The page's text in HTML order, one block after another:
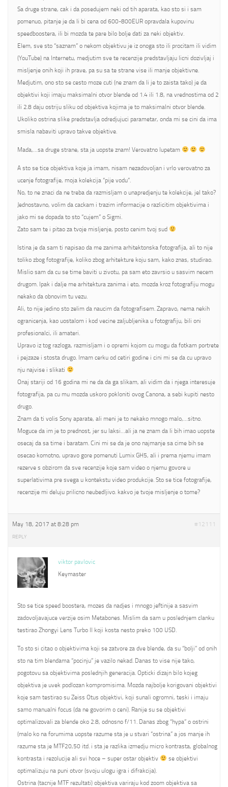
Sa druge strane, cak i da posedujem neki od tih aparata, kao sto si i sam
pomenuo, pitanje je da li bi cena od 600-800EUR opravdala kupovinu
speedboostera, ili bi mozda te pare bilo bolje dati za neki objektiv.
Elem, sve sto “saznam” o nekom objektivu je iz onoga sto ili procitam ili vidim
(YouTube) na Internetu, medjutim sve te recenzije predstavljaju licni dozivljaj i
misljenje onih koji ih prave, pa su sa te strane vise ili manje objektivne.
Medjutim, ono sto se cesto moze cuti (ne znam da li je to zaista tako) je da
objektivi koji imaju maksimalni otvor blende od 1.4 ili 1.8, na vrednostima od 2
ili 2.8 daju ostriju sliku od objektiva kojima je to maksimalni otvor blende.
Ukoliko ostrina slike predstavlja odredjujuci parametar, onda mi se cini da ima
smisla nabaviti upravo takve objektive.
Mada,…sa druge strane, sta ja uopste znam! Verovatno lupetam
A sto se tice objektiva koje ja imam, nisam nezadovoljan i vrlo verovatno za
ucenje fotografije, moja kolekcija “pije vodu”.
No, to ne znaci da ne treba da razmisljam o unapredjenju te kolekcije, jel tako?
Jednostavno, volim da cackam i trazim informacije o razlicitim objektivima i
jako mi se dopada to sto “cujem” o Sigmi.
Zato sam te i pitao za tvoje misljenje, posto cenim tvoj sud
Istina je da sam ti napisao da me zanima arhitektonska fotografija, ali to nije
toliko zbog fotografije, koliko zbog arhitekture koju sam, kako znas, studirao.
Mislio sam da cu se time baviti u zivotu, pa sam eto zavrsio u sasvim necem
drugom. Ipak i dalje me arhitektura zanima i eto, mozda kroz fotografiju mogu
nekako da obnovim tu vezu.
Ali, to nije jedino sto zelim da naucim da fotografisem. Zapravo, nema nekih
ogranicenja, kao uostalom i kod vecine zaljubljenika u fotografiju, bili oni
profesionalci, ili amateri.
Upravo iz tog razloga, razmisljam i o opremi kojom cu mogu da fotkam portrete
i pejzaze i stosta drugo. Imam cerku od cetiri godine i cini mi se da cu upravo
nju najvise i slikati
Onaj stariji od 16 godina mi ne da da ga slikam, ali vidim da i njega interesuje
fotografija, pa cu mu mozda uskoro pokloniti ovog Canona, a sebi kupiti nesto
drugo.
Znam da ti volis Sony aparate, ali meni je to nekako mnogo malo,…sitno.
Moguce da im je to prednost, jer su laksi…ali ja ne znam da li bih imao uopste
osecaj da sa time i baratam. Cini mi se da je ono najmanje sa cime bih se
osecao komotno, upravo gore pomenuti Lumix GH5, ali i prema njemu imam
rezerve s obzirom da sve recenzije koje sam video o njemu govore u
superlativima pre svega u kontekstu video produkcije. Sto se tice fotografije,
recenzije mi deluju prilicno neubedljivo. kakvo je tvoje misljenje o tome?
May 18, 2017 at 8:28 pm #12111
REPLY
viktor pavlovic
Keymaster
Sto se tice speed boostera, mozes da nadjes i mnogo jeftinije a sasvim
zadovoljavajuce verzije osim Metabones. Mislim da sam u poslednjem clanku
testirao Zhongyi Lens Turbo II koji kosta nesto preko 100 USD.
To sto si citao o objektivima koji se zatvore za dve blende, da su “bolji” od onih
sto na tim blendama “pocinju” je vazilo nekad. Danas to vise nije tako,
pogotovu sa objektivima poslednjih generacija. Opticki dizajn bilo kojeg
objektiva je uvek podlozan kompromisima. Mozda najbolje korigovani objektivi
koje sam testirao su Zeiss Otus objektivi, koji sunali ogromni, teski i imaju
samo manualni focus (da ne govorim o ceni). Ranije su se objektivi
optimalizovali za blende oko 2.8, odnosno f/11. Danas zbog “hypa” o ostrini
(malo ko na forumima uopste razume sta je u stvari “ostrina” a jos manje ih
razume sta je MTF20,50 itd. i sta je razlika izmedju micro kontrasta, globalnog
kontrasta i rezolucije ali svi hoce – super ostar objektiv
se objektivi
optimalizuju na puni otvor (svoju ulogu igra i difrakcija).
Ostrina (tacnije MTF rezultati) objektiva variraju kod zoom objektiva sa